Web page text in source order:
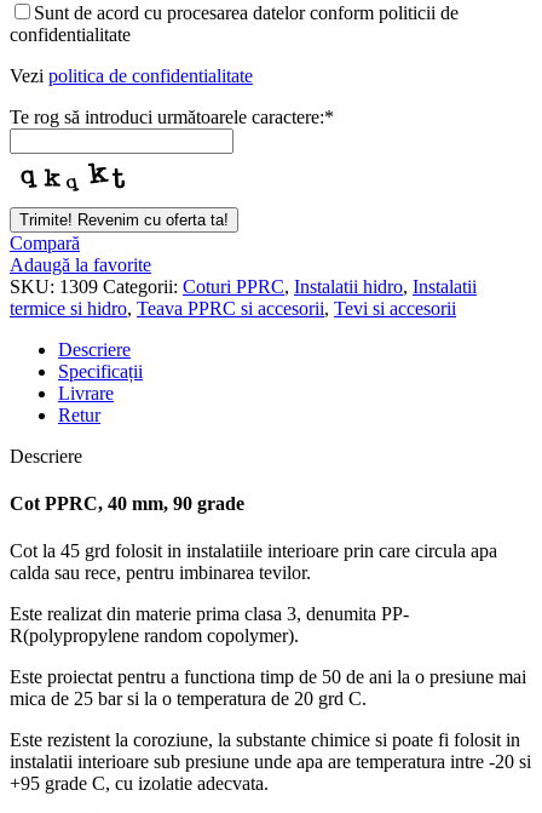
Sunt de acord cu procesarea datelor conform politicii de
confidentialitate
Vezi politica de confidentialitate
Te rog să introduci următoarele caractere:*
Trimite! Revenim cu oferta ta!
Compară
Adaugă la favorite
SKU: 1309 Categorii: Coturi PPRC, Instalatii hidro, Instalatii
termice si hidro, Teava PPRC si accesorii, Tevi si accesorii
Descriere
Specificații
Livrare
Retur
Descriere
Cot PPRC, 40 mm, 90 grade
Cot la 45 grd folosit in instalatiile interioare prin care circula apa
calda sau rece, pentru imbinarea tevilor.
Este realizat din materie prima clasa 3, denumita PP-
R(polypropylene random copolymer).
Este proiectat pentru a functiona timp de 50 de ani la o presiune mai
mica de 25 bar si la o temperatura de 20 grd C.
Este rezistent la coroziune, la substante chimice si poate fi folosit in
instalatii interioare sub presiune unde apa are temperatura intre -20 si
+95 grade C, cu izolatie adecvata.